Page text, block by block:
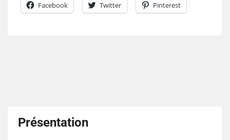
Facebook Twitter Pinterest
Présentation